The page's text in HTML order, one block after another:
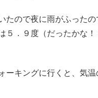
たので夜に雨がふった
５．９度（だったかな
ーキングに行くと、気